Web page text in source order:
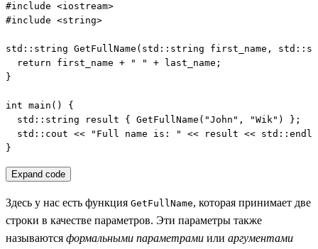
#include <iostream>
#include <string>
std::string GetFullName(std::string first_name,
  return first_name + " " + last_name;
}
int main() {
  std::string result { GetFullName("John", "Wik") };
  std::cout << "Full name is: " << result << std::endl;
}
Expand code
Здесь у нас есть функция GetFullName, которая принимает две
строки в качестве параметров. Эти параметры также
называются формальными параметрами или аргументами